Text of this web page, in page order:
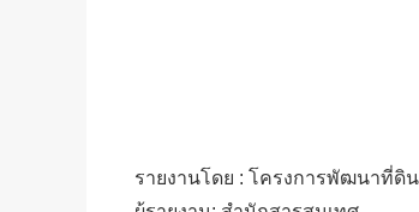
รายงานโดย : โครงการพัฒนาที่